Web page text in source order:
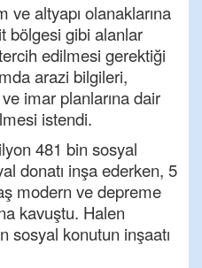
ve altyapı olanaklarına
bölgesi gibi alanlar
edilmesi gerektiği
arazi bilgileri,
imar planlarına dair
istendi.
481 bin sosyal
donatı inşa ederken, 5
modern ve depreme
kavuştu. Halen
sosyal konutun inşaatı